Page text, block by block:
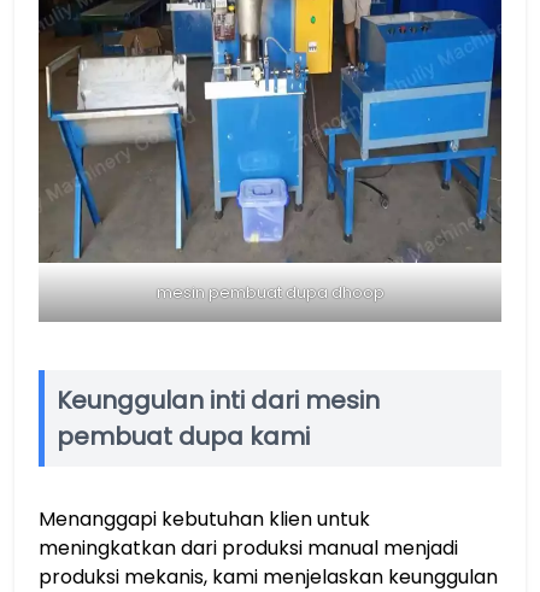
mesin pembuat dupa dhoop
Keunggulan inti dari mesin
pembuat dupa kami
Menanggapi kebutuhan klien untuk
meningkatkan dari produksi manual menjadi
produksi mekanis, kami menjelaskan keunggulan